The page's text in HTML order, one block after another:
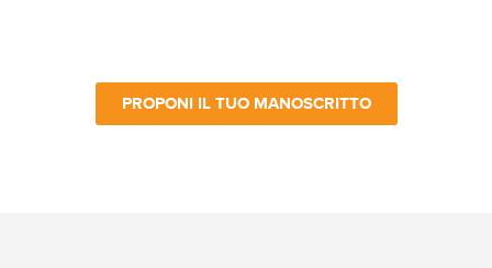
PROPONI IL TUO MANOSCRITTO